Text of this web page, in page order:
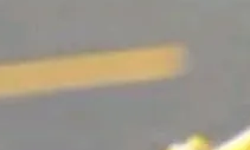
）的音频格式将被拒绝 修复了
式中可能存在的问题 如果表单中
同一个子树中，则它们将不再关
对于尚未正式发版的 PG 19，
年内（从 PG 18 Beta1 时间点
，同样交由 AI 分析提炼
，准确度令人满意。这一方法也